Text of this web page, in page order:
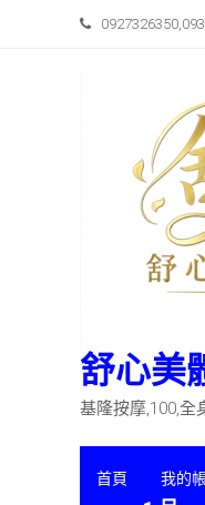
舒心美
基隆按摩,100,全
首頁 我的